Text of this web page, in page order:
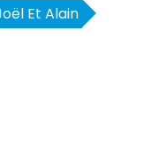
Et Alain